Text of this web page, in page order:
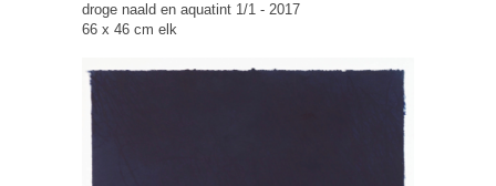
droge naald en aquatint 1/1 - 2017
66 x 46 cm elk